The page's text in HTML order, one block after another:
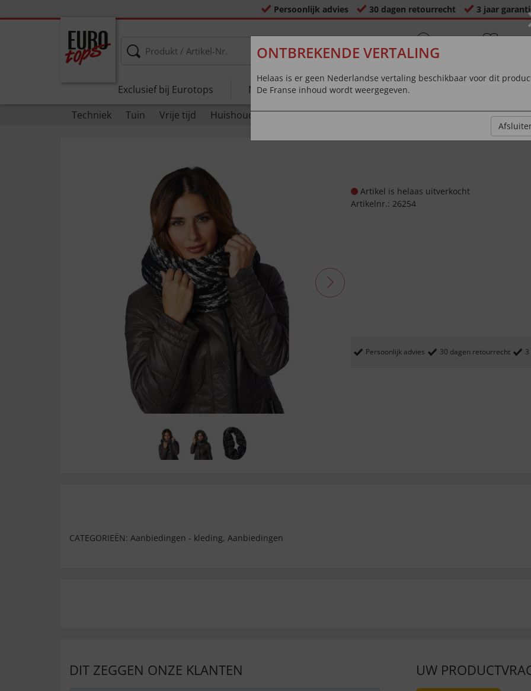
Persoonlijk advies 30 dagen retourrecht 3 jaar
Zoeken
Contact
Exclusief bij Eurotops Nieuwe ideeën overal vandaan
Techniek
Tuin Vrije tijd Huishouden & wonen Lichaamsverzorging Sieraden & uurwerken
Artikel is helaas uitverkocht
Artikelnr.: 26254
Persoonlijk advies 30 dagen retourrecht
ONTBREKENDE VERTALING
Helaas is er geen Nederlandse vertaling beschikbaar voor dit
De Franse inhoud wordt weergegeven.
CATEGORIEËN: Aanbiedingen - kleding, Aanbiedingen
DIT ZEGGEN ONZE KLANTEN UW